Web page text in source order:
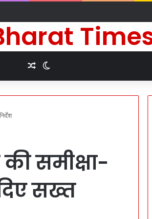
धार्मिक अनुष्ठान
Random Article
समीक्षा-
सख्त